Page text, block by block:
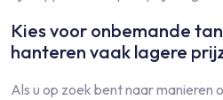
Kies voor onbemande
hanteren vaak lagere
Als u op zoek bent naar manieren